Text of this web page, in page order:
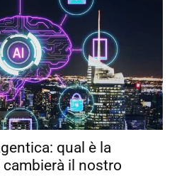
qual è la
il nostro